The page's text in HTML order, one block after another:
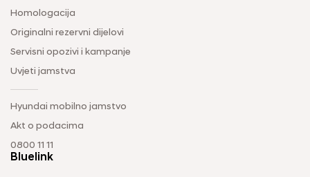
Homologacija
Originalni rezervni dijelovi
Servisni opozivi i kampanje
Uvjeti jamstva
Hyundai mobilno jamstvo
Akt o podacima
0800 11 11
Bluelink